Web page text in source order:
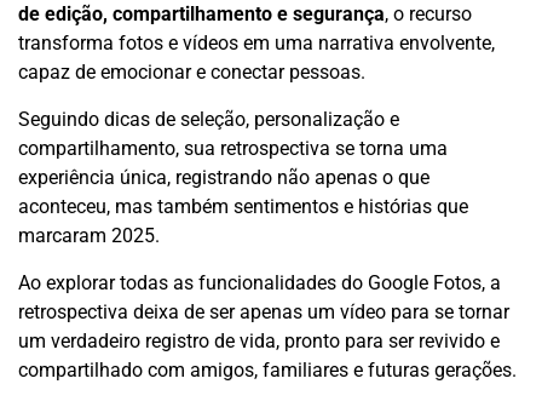
de edição, compartilhamento e segurança, o recurso
transforma fotos e vídeos em uma narrativa envolvente,
capaz de emocionar e conectar pessoas.
Seguindo dicas de seleção, personalização e
compartilhamento, sua retrospectiva se torna uma
experiência única, registrando não apenas o que
aconteceu, mas também sentimentos e histórias que
marcaram 2025.
Ao explorar todas as funcionalidades do Google Fotos, a
retrospectiva deixa de ser apenas um vídeo para se tornar
um verdadeiro registro de vida, pronto para ser revivido e
compartilhado com amigos, familiares e futuras gerações.